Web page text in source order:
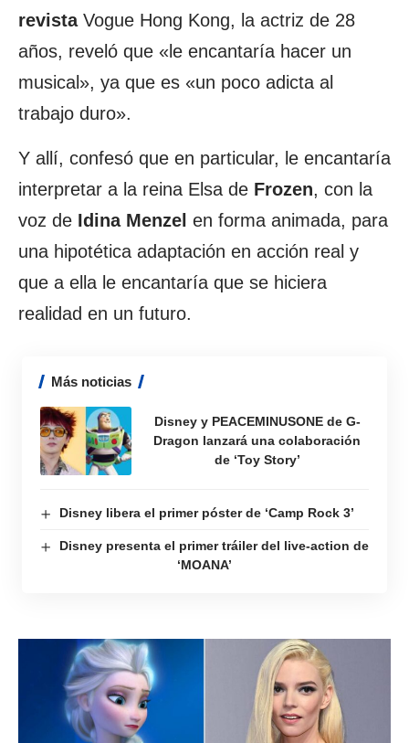
revistaVogue Hong Kong, la actriz de 28
años, reveló que «le encantaría hacer un
musical», ya que es «un poco adicta al
trabajo duro».
Y allí, confesó que en particular, le encantaría
interpretar a la reina Elsa de Frozen, con la
voz de Idina Menzel en forma animada, para
una hipotética adaptación en acción real y
que a ella le encantaría que se hiciera
realidad en un futuro.
Más noticias
Disney y PEACEMINUSONE de G-
Dragon lanzará una colaboración
de ‘Toy Story’
Disney libera el primer póster de ‘Camp Rock 3’
Disney presenta el primer tráiler del live-action de
‘MOANA’